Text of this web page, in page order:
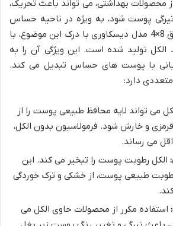
محصولات بهداشتی، می تواند باعث تحریک،
پوست شود، به ویژه در ناحیه حساس
زیر بغل. رول ضد تعریق 8×4 مدل دیسکاوری با درک این موضوع، با
الکل تولید شده است. این ویژگی آن را به
با پوست های حساس تبدیل می کند.
دارد:
می تواند لایه محافظ طبیعی پوست را از
و خارش شود. فرمولاسیون بدون الکل،
می رساند.
الکل رطوبت پوست را تبخیر می کند. این
طبیعی پوست، از خشکی و ترک خوردگی
استفاده مکرر از محصولات حاوی الکل می